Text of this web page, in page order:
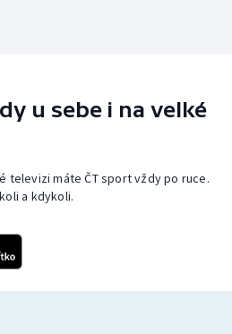
u sebe i na velké
televizi máte ČT sport vždy po ruce.
a kdykoli.